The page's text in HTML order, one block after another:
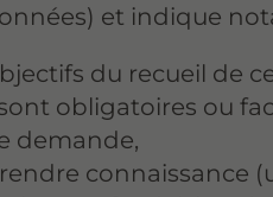
et indique
du recueil de
obligatoires ou
demande,
connaissance